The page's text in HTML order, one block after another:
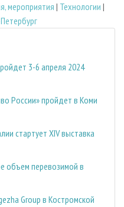
мероприятия | Технологии |
3-6 апреля 2024
России» пройдет в Коми
стартует XIV выставка
объем перевозимой в
Group в Костромской